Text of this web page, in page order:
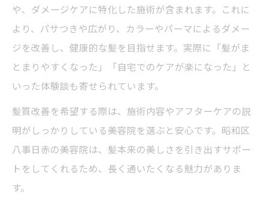
や、ダメージケアに特化した施術が含まれます。これに
より、パサつきや広がり、カラーやパーマによるダメー
ジを改善し、健康的な髪を目指せます。実際に「髪がま
とまりやすくなった」「自宅でのケアが楽になった」と
いった体験談も寄せられています。
髪質改善を希望する際は、施術内容やアフターケアの説
明がしっかりしている美容院を選ぶと安心です。昭和区
八事日赤の美容院は、髪本来の美しさを引き出すサポー
トをしてくれるため、長く通いたくなる魅力がありま
す。